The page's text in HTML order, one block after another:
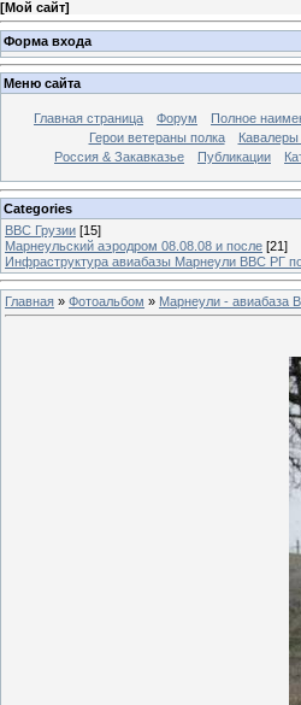
[Мой сайт]
Форма входа
Меню сайта
Главная страница Форум Полное
Герои ветераны полка
Россия & Закавказье
Публикации
Categories
ВВС Грузии [15]
Марнеульский аэродром 08.08.08 и после [21]
Инфраструктура авиабазы Марнеули ВВС РГ
Главная » Фотоальбом » Марнеули - авиабаза